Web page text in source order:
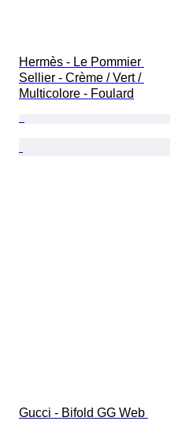
Hermès - Le Pommier
Sellier - Crème / Vert /
Multicolore - Foulard
Gucci - Bifold GG Web